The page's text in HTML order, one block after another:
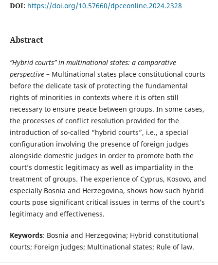
DOI: https://doi.org/10.57660/dpceonline.2024.2328
Abstract
“Hybrid courts” in multinational states: a comparative
perspective– Multinational states place constitutional courts
before the delicate task of protecting the fundamental
rights of minorities in contexts where it is often still
necessary to ensure peace between groups. In some cases,
the processes of conflict resolution provided for the
introduction of so-called “hybrid courts”, i.e., a special
configuration involving the presence of foreign judges
alongside domestic judges in order to promote both the
court’s domestic legitimacy as well as impartiality in the
treatment of groups. The experience of Cyprus, Kosovo, and
especially Bosnia and Herzegovina, shows how such hybrid
courts pose significant critical issues in terms of the court’s
legitimacy and effectiveness.
Keywords: Bosnia and Herzegovina; Hybrid constitutional
courts; Foreign judges; Multinational states; Rule of law.